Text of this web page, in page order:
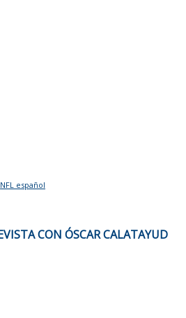
NFL español
CON ÓSCAR CALATAYUD